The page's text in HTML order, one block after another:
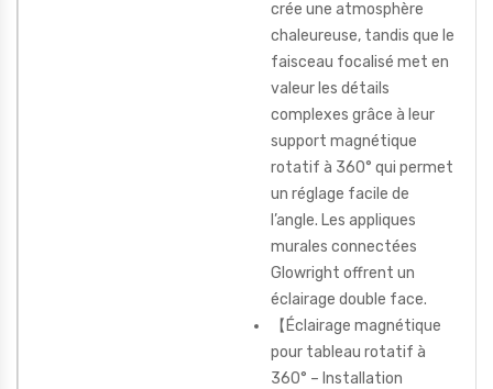
crée une atmosphère
chaleureuse, tandis que le
faisceau focalisé met en
valeur les détails
complexes grâce à leur
support magnétique
rotatif à 360° qui permet
un réglage facile de
l’angle. Les appliques
murales connectées
Glowright offrent un
éclairage double face.
【Éclairage magnétique
pour tableau rotatif à
360° – Installation